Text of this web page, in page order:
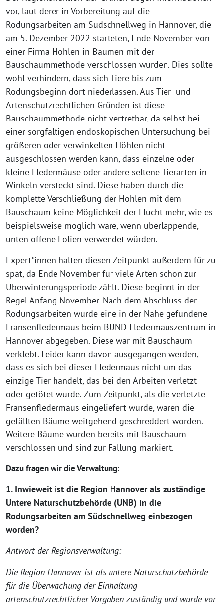
vor, laut derer in Vorbereitung auf die
Rodungsarbeiten am Südschnellweg in Hannover, die
am 5. Dezember 2022 starteten, Ende November von
einer Firma Höhlen in Bäumen mit der
Bauschaummethode verschlossen wurden. Dies sollte
wohl verhindern, dass sich Tiere bis zum
Rodungsbeginn dort niederlassen. Aus Tier- und
Artenschutzrechtlichen Gründen ist diese
Bauschaummethode nicht vertretbar, da selbst bei
einer sorgfältigen endoskopischen Untersuchung bei
größeren oder verwinkelten Höhlen nicht
ausgeschlossen werden kann, dass einzelne oder
kleine Fledermäuse oder andere seltene Tierarten in
Winkeln versteckt sind. Diese haben durch die
komplette Verschließung der Höhlen mit dem
Bauschaum keine Möglichkeit der Flucht mehr, wie es
beispielsweise möglich wäre, wenn überlappende,
unten offene Folien verwendet würden.
Expert*innen halten diesen Zeitpunkt außerdem für zu
spät, da Ende November für viele Arten schon zur
Überwinterungsperiode zählt. Diese beginnt in der
Regel Anfang November. Nach dem Abschluss der
Rodungsarbeiten wurde eine in der Nähe gefundene
Fransenfledermaus beim BUND Fledermauszentrum in
Hannover abgegeben. Diese war mit Bauschaum
verklebt. Leider kann davon ausgegangen werden,
dass es sich bei dieser Fledermaus nicht um das
einzige Tier handelt, das bei den Arbeiten verletzt
oder getötet wurde. Zum Zeitpunkt, als die verletzte
Fransenfledermaus eingeliefert wurde, waren die
gefällten Bäume weitgehend geschreddert worden.
Weitere Bäume wurden bereits mit Bauschaum
verschlossen und sind zur Fällung markiert.
Dazu fragen wir die Verwaltung:
1. Inwieweit ist die Region Hannover als zuständige
Untere Naturschutzbehörde (UNB) in die
Rodungsarbeiten am Südschnellweg einbezogen
worden?
Antwort der Regionsverwaltung:
Die Region Hannover ist als untere Naturschutzbehörde
für die Überwachung der Einhaltung
artenschutzrechtlicher Vorgaben zuständig und wurde vor